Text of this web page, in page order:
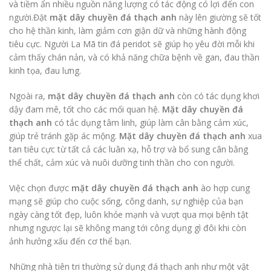
và tiềm ẩn nhiều nguồn năng lượng có tác động có lợi đến con
người.Đặt mặt dây chuyền đá thạch anh này lên giường sẽ tốt
cho hệ thần kinh, làm giảm cơn giận dữ và những hành động
tiêu cực. Người La Mã tin đá peridot sẽ giúp họ yêu đời mỗi khi
cảm thấy chán nản, và có khả năng chữa bệnh về gan, đau thần
kinh tọa, đau lưng.
Ngoài ra, mặt dây chuyền đá thạch anh còn có tác dụng khơi
dậy đam mê, tốt cho các mối quan hệ. Mặt dây chuyền đá
thạch anh có tắc dụng tâm linh, giúp làm cân bằng cảm xúc,
giúp trẻ tránh gặp ác mộng. Mặt dây chuyền đá thạch anh xua
tan tiêu cực từ tất cả các luân xạ, hỗ trợ và bổ sung cân bằng
thể chất, cảm xúc và nuôi dưỡng tinh thần cho con người.
Việc chọn được mặt dây chuyền đá thạch anh ào hợp cung
mạng sẽ giúp cho cuộc sống, công danh, sự nghiệp của bạn
ngày càng tốt đẹp, luôn khỏe mạnh và vượt qua mọi bệnh tật
nhưng ngược lại sẽ không mang tới công dụng gì đôi khi còn
ảnh hưởng xấu đến cơ thể bạn.
Những nhà tiên tri thường sử dụng đá thạch anh như một vật